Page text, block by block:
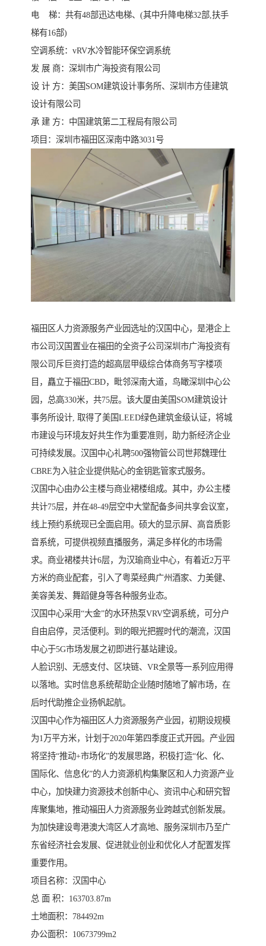
电 梯：共有48部迅达电梯、(其中升降电梯32部,扶手
梯有16部)
空调系统：vRV水冷智能环保空调系统
发 展 商：深圳市广海投资有限公司
设 计 方：美国SOM建筑设计事务所、深圳市方佳建筑
设计有限公司
承 建 方：中国建筑第二工程局有限公司
项目：深圳市福田区深南中路3031号
福田区人力资源服务产业园选址的汉国中心，是港企上
市公司汉国置业在福田的全资子公司深圳市广海投资有
限公司斥巨资打造的超高层甲级综合体商务写字楼项
目，矗立于福田CBD，毗邻深南大道，鸟瞰深圳中心公
园，总高330米，共75层。该大厦由美国SOM建筑设计
事务所设计, 取得了美国LEED绿色建筑金级认证，将城
市建设与环境友好共生作为重要准则，助力新经济企业
可持续发展。汉国中心礼聘500强物管公司世邦魏理仕
CBRE为入驻企业提供贴心的金钥匙管家式服务。
汉国中心由办公主楼与商业裙楼组成。其中，办公主楼
共计75层，并在48-49层空中大堂配备多间共享会议室，
线上预约系统现已全面启用。硕大的显示屏、高音质影
音系统，可提供视频直播服务，满足多样化的市场需
求。商业裙楼共计6层，为汉瑜商业中心，有着近2万平
方米的商业配套，引入了粤菜经典广州酒家、力美健、
美容美发、舞蹈健身等各种服务业态。
汉国中心采用“大金”的水环热泵VRV空调系统，可分户
自由启停，灵活便利。到的眼光把握时代的潮流，汉国
中心于5G市场发展之初即进行基站建设。
人脸识别、无感支付、区块链、VR全景等一系列应用得
以落地。实时信息系统帮助企业随时随地了解市场，在
后时代助推企业扬帆起航。
汉国中心作为福田区人力资源服务产业园，初期设规模
为1万平方米，计划于2020年第四季度正式开园。产业园
将坚持“推动+市场化”的发展思路，积极打造“化、化、
国际化、信息化”的人力资源机构集聚区和人力资源产业
中心，加快建力资源技术创新中心、资讯中心和研究智
库聚集地，推动福田人力资源服务业跨越式创新发展。
为加快建设粤港澳大湾区人才高地、服务深圳市乃至广
东省经济社会发展、促进就业创业和优化人才配置发挥
重要作用。
项目名称：汉国中心
总 面 积：163703.87m
土地面积：784492m
办公面积：10673799m2